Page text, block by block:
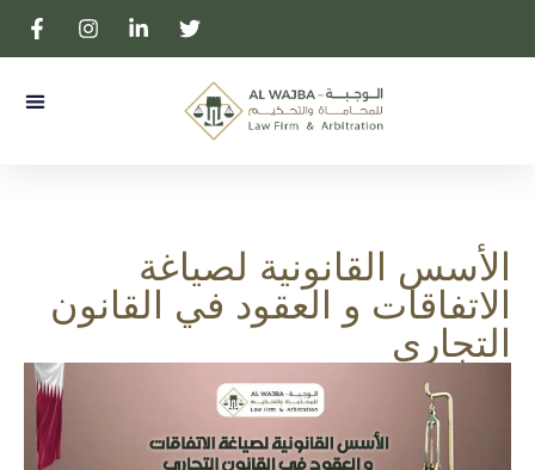
الأسس القانونية لصياغة
الاتفاقات و العقود في القانون
التجاري